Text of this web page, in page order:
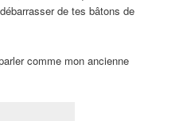
de tes bâtons de
comme mon ancienne